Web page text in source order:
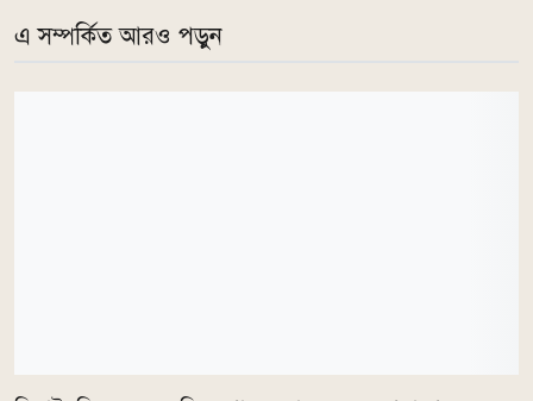
এ সম্পর্কিত আরও পড়ুন